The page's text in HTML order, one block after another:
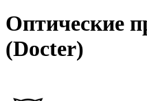
Оптические
(Docter)